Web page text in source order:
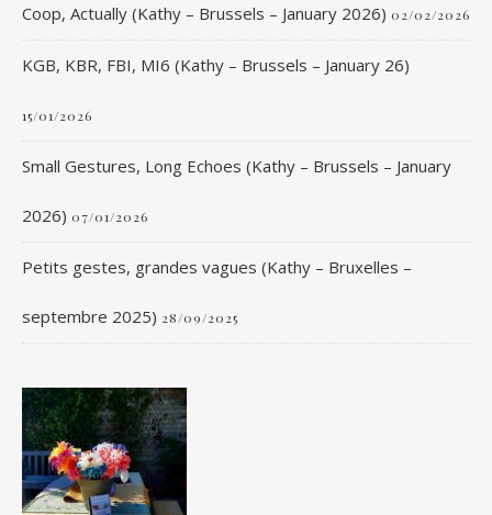
Coop, Actually (Kathy – Brussels – January 2026) 02/02/2026
KGB, KBR, FBI, MI6 (Kathy – Brussels – January 26)
15/01/2026
Small Gestures, Long Echoes (Kathy – Brussels – January
2026) 07/01/2026
Petits gestes, grandes vagues (Kathy – Bruxelles –
septembre 2025) 28/09/2025